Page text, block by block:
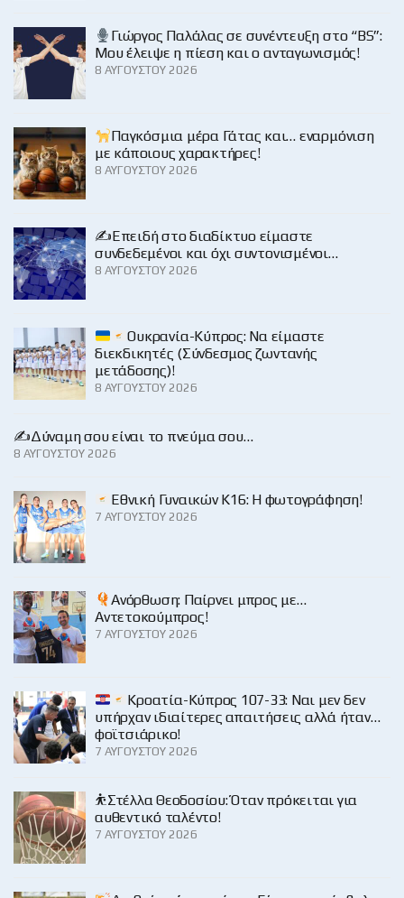
Γιώργος Παλάλας σε συνέντευξη στο “BS”:
Μου έλειψε η πίεση και ο ανταγωνισμός!
8 ΑΥΓΟΎΣΤΟΥ 2026
Παγκόσμια μέρα Γάτας και… εναρμόνιση
με κάποιους χαρακτήρες!
8 ΑΥΓΟΎΣΤΟΥ 2026
✍️Επειδή στο διαδίκτυο είμαστε
συνδεδεμένοι και όχι συντονισμένοι…
8 ΑΥΓΟΎΣΤΟΥ 2026
Ουκρανία-Κύπρος: Να είμαστε
διεκδικητές (Σύνδεσμος ζωντανής
μετάδοσης)!
8 ΑΥΓΟΎΣΤΟΥ 2026
✍️Δύναμη σου είναι το πνεύμα σου…
8 ΑΥΓΟΎΣΤΟΥ 2026
Εθνική Γυναικών Κ16: Η φωτογράφηση!
7 ΑΥΓΟΎΣΤΟΥ 2026
Ανόρθωση: Παίρνει μπρος με…
Αντετοκούμπρος!
7 ΑΥΓΟΎΣΤΟΥ 2026
Κροατία-Κύπρος 107-33: Ναι μεν δεν
υπήρχαν ιδιαίτερες απαιτήσεις αλλά ήταν…
φοϊτσιάρικο!
7 ΑΥΓΟΎΣΤΟΥ 2026
⛹️Στέλλα Θεοδοσίου: Όταν πρόκειται για
αυθεντικό ταλέντο!
7 ΑΥΓΟΎΣΤΟΥ 2026